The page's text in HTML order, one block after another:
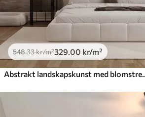
548.33kr/m²329 .00 kr/m²